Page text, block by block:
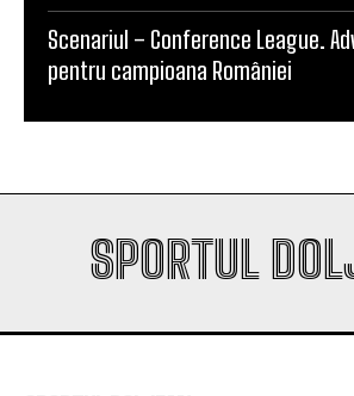
Scenariul – Conference League.
pentru campioana României
SPORTUL